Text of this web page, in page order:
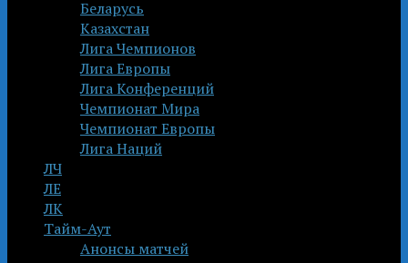
Беларусь
Казахстан
Лига Чемпионов
Лига Европы
Лига Конференций
Чемпионат Мира
Чемпионат Европы
Лига Наций
ЛЧ
ЛЕ
ЛК
Тайм-Аут
Анонсы матчей